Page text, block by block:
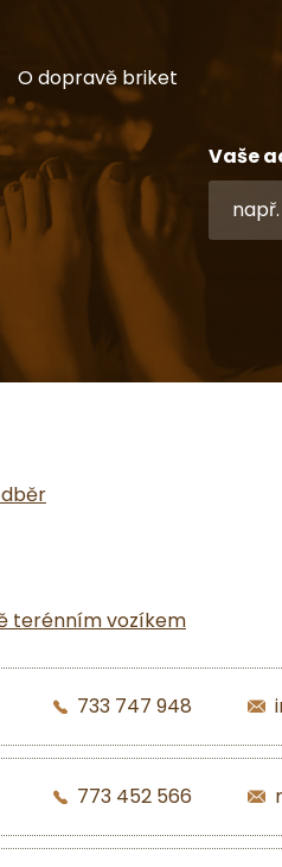
O dopravě briket
Vaše
terénním vozíkem
733 747 948
773 452 566